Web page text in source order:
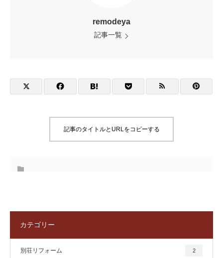
remodeya
記事一覧
記事のタイトルとURLをコピーする
カテゴリー
別荘リフォーム 2